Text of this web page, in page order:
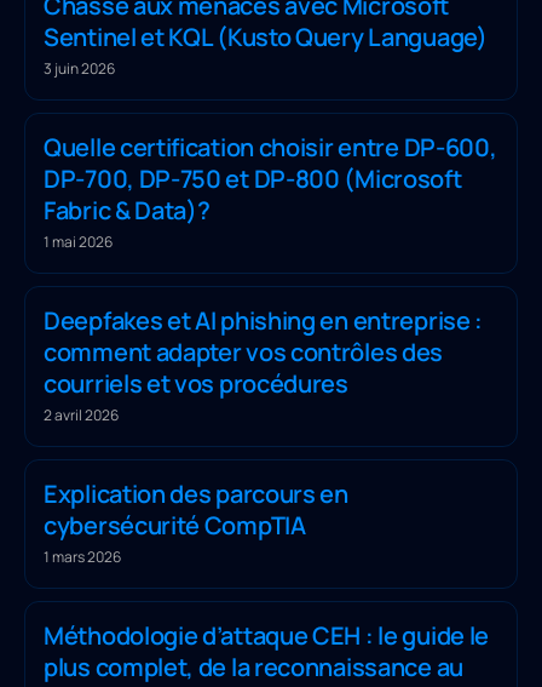
Sentinel et KQL (Kusto Query Language)
3 juin 2026
Quelle certification choisir entre DP-600,
DP-700, DP-750 et DP-800 (Microsoft
Fabric & Data)?
1 mai 2026
Deepfakes et AI phishing en entreprise :
comment adapter vos contrôles des
courriels et vos procédures
2 avril 2026
Explication des parcours en
cybersécurité CompTIA
1 mars 2026
Méthodologie d’attaque CEH : le guide le
plus complet, de la reconnaissance au